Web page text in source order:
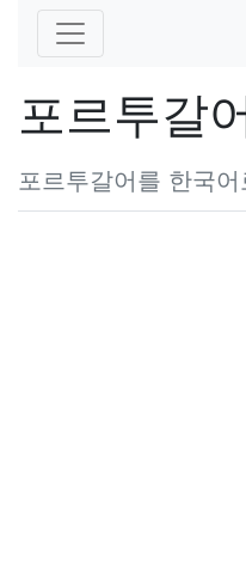
포르투갈
포르투갈어를 한국어